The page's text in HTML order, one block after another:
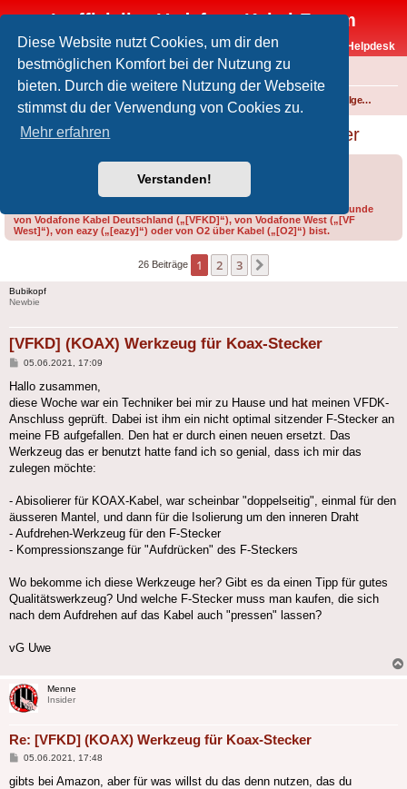
Diese Website nutzt Cookies, um dir den
bestmöglichen Komfort bei der Nutzung zu
bieten. Durch die weitere Nutzung der Webseite
stimmst du der Verwendung von Cookies zu.
Mehr erfahren
Verstanden!
Inoffizielles Vodafone-Kabel-Forum
Vodafone-Kabel-Helpdesk
FAQ
Foren-Übersicht Technik allgemein
[VFKD] (KOAX) Werkzeug für Koax-Stecker
Bitte gib bei der Erstellung eines Threads im Feld „Präfix“ an, ob du Kunde
von Vodafone Kabel Deutschland („[VFKD]“), von Vodafone West („[VF
West]“), von eazy („[eazy]“) oder von O2 über Kabel („[O2]“) bist.
26 Beiträge 1 2 3
Bubikopf
Newbie
[VFKD] (KOAX) Werkzeug für Koax-Stecker
Beitrag
05.06.2021, 17:09
Hallo zusammen,
diese Woche war ein Techniker bei mir zu Hause und hat meinen VFDK-
Anschluss geprüft. Dabei ist ihm ein nicht optimal sitzender F-Stecker an
meine FB aufgefallen. Den hat er durch einen neuen ersetzt. Das
Werkzeug das er benutzt hatte fand ich so genial, dass ich mir das
zulegen möchte:
- Abisolierer für KOAX-Kabel, war scheinbar "doppelseitig", einmal für den
äusseren Mantel, und dann für die Isolierung um den inneren Draht
- Aufdrehen-Werkzeug für den F-Stecker
- Kompressionszange für "Aufdrücken" des F-Steckers
Wo bekomme ich diese Werkzeuge her? Gibt es da einen Tipp für gutes
Qualitätswerkzeug? Und welche F-Stecker muss man kaufen, die sich
nach dem Aufdrehen auf das Kabel auch "pressen" lassen?
vG Uwe
Menne
Insider
Re: [VFKD] (KOAX) Werkzeug für Koax-Stecker
Beitrag
05.06.2021, 17:48
gibts bei Amazon, aber für was willst du das denn nutzen, das du